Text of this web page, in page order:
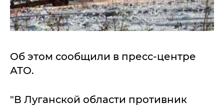
Об этом сообщили в пресс-центре
АТО.
"В Луганской области противник